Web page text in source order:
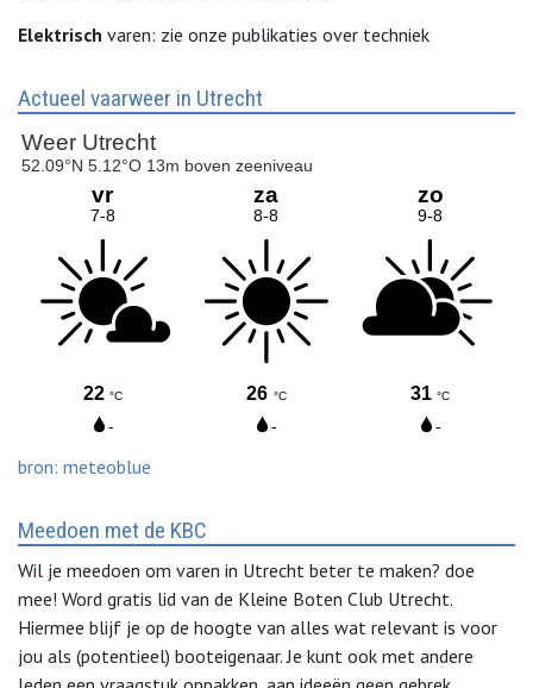
Elektrisch varen: zie onze publikaties over techniek
Actueel vaarweer in Utrecht
bron: meteoblue
Meedoen met de KBC
Wil je meedoen om varen in Utrecht beter te maken? doe
mee! Word gratis lid van de Kleine Boten Club Utrecht.
Hiermee blijf je op de hoogte van alles wat relevant is voor
jou als (potentieel) booteigenaar. Je kunt ook met andere